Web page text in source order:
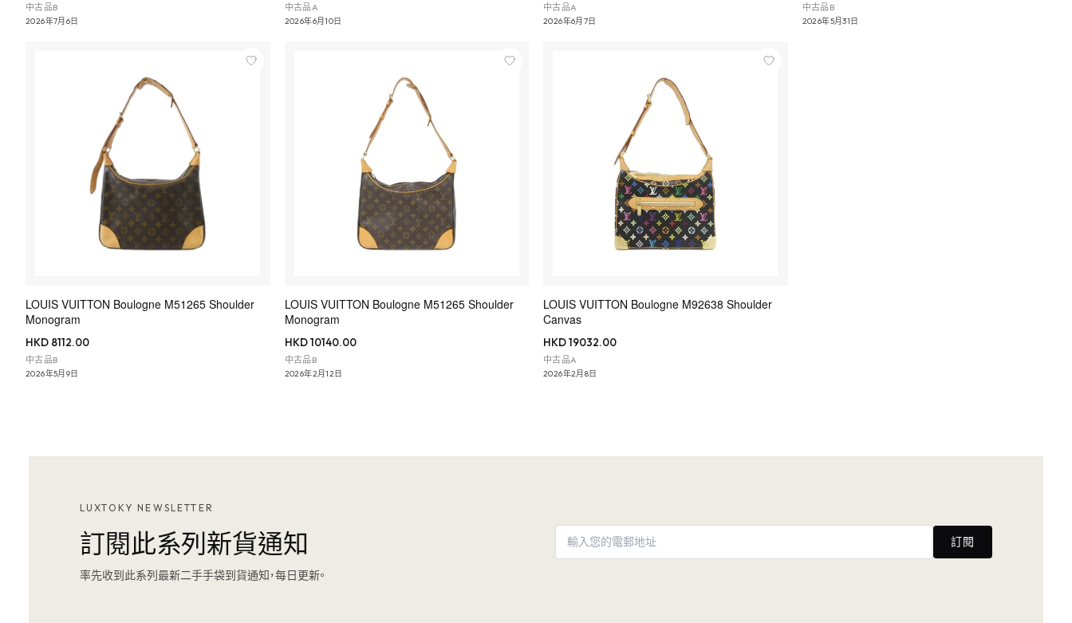
中古品B
2026年7月6日
中古品A
2026年6月10日
中古品A
2026年6月7日
中古品B
2026年5月31日
LOUIS VUITTON Boulogne M51265 Shoulder
Monogram
HKD 8112.00
中古品B
2026年5月9日
LOUIS VUITTON Boulogne M51265 Shoulder
Monogram
HKD 10140.00
中古品B
2026年2月12日
LOUIS VUITTON Boulogne M92638 Shoulder
Canvas
HKD 19032.00
中古品A
2026年2月8日
LUXTOKY NEWSLETTER
訂閱此系列新貨通知
率先收到此系列最新二手手袋到貨通知，每日更新。
訂閱